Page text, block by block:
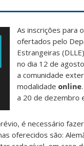
As inscrições para
ofertados pelo
Estrangeiras
no dia 12 de
a comunidade
modalidade online
a 20 de dezembro
é necessário
oferecidos são: